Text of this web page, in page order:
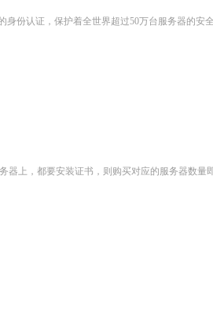
份认证，保护着全世界超过50万台服务器的安全
上，都要安装证书，则购买对应的服务器数量即